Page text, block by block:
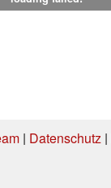
| Datenschutz|